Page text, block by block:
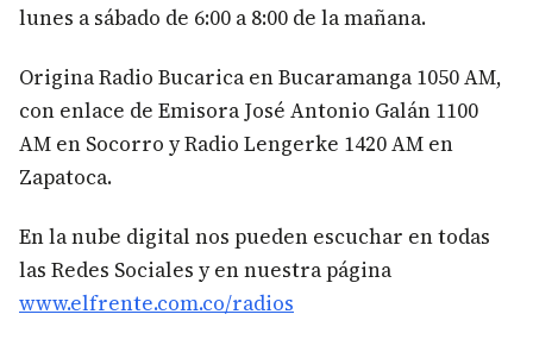
lunes a sábado de 6:00 a 8:00 de la mañana.
Origina Radio Bucarica en Bucaramanga 1050 AM,
con enlace de Emisora José Antonio Galán 1100
AM en Socorro y Radio Lengerke 1420 AM en
Zapatoca.
En la nube digital nos pueden escuchar en todas
las Redes Sociales y en nuestra página
www.elfrente.com.co/radios